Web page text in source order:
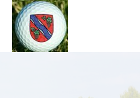
Zum
Inhalt
springen